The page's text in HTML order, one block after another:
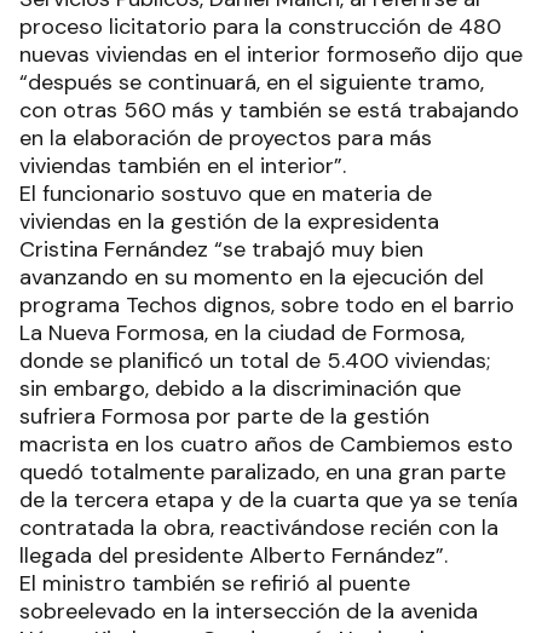
proceso licitatorio para la construcción de 480
nuevas viviendas en el interior formoseño dijo que
“después se continuará, en el siguiente tramo,
con otras 560 más y también se está trabajando
en la elaboración de proyectos para más
viviendas también en el interior”.
El funcionario sostuvo que en materia de
viviendas en la gestión de la expresidenta
Cristina Fernández “se trabajó muy bien
avanzando en su momento en la ejecución del
programa Techos dignos, sobre todo en el barrio
La Nueva Formosa, en la ciudad de Formosa,
donde se planificó un total de 5.400 viviendas;
sin embargo, debido a la discriminación que
sufriera Formosa por parte de la gestión
macrista en los cuatro años de Cambiemos esto
quedó totalmente paralizado, en una gran parte
de la tercera etapa y de la cuarta que ya se tenía
contratada la obra, reactivándose recién con la
llegada del presidente Alberto Fernández”.
El ministro también se refirió al puente
sobreelevado en la intersección de la avenida